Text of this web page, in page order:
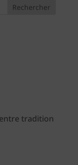
tradition